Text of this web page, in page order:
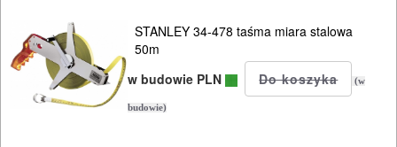
STANLEY 34-478 taśma miara stalowa
50m
w budowie PLN
(w
budowie)